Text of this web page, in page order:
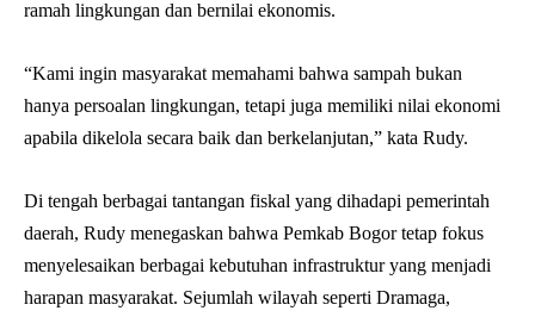
ramah lingkungan dan bernilai ekonomis.
“Kami ingin masyarakat memahami bahwa sampah bukan
hanya persoalan lingkungan, tetapi juga memiliki nilai ekonomi
apabila dikelola secara baik dan berkelanjutan,” kata Rudy.
Di tengah berbagai tantangan fiskal yang dihadapi pemerintah
daerah, Rudy menegaskan bahwa Pemkab Bogor tetap fokus
menyelesaikan berbagai kebutuhan infrastruktur yang menjadi
harapan masyarakat. Sejumlah wilayah seperti Dramaga,